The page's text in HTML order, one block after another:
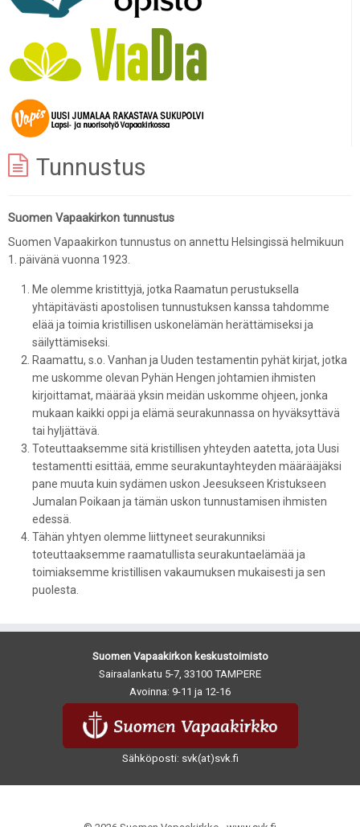
Tunnustus
Suomen Vapaakirkon tunnustus
Suomen Vapaakirkon tunnustus on annettu Helsingissä helmikuun
1. päivänä vuonna 1923.
Me olemme kristittyjä, jotka Raamatun perustuksella
yhtäpitävästi apostolisen tunnustuksen kanssa tahdomme
elää ja toimia kristillisen uskonelämän herättämiseksi ja
säilyttämiseksi.
Raamattu, s.o. Vanhan ja Uuden testamentin pyhät kirjat, jotka
me uskomme olevan Pyhän Hengen johtamien ihmisten
kirjoittamat, määrää yksin meidän uskomme ohjeen, jonka
mukaan kaikki oppi ja elämä seurakunnassa on hyväksyttävä
tai hyljättävä.
Toteuttaaksemme sitä kristillisen yhteyden aatetta, jota Uusi
testamentti esittää, emme seurakuntayhteyden määrääjäksi
pane muuta kuin sydämen uskon Jeesukseen Kristukseen
Jumalan Poikaan ja tämän uskon tunnustamisen ihmisten
edessä.
Tähän yhtyen olemme liittyneet seurakunniksi
toteuttaaksemme raamatullista seurakuntaelämää ja
toimiaksemme kristillisen vakaumuksen mukaisesti ja sen
puolesta.
Suomen Vapaakirkon keskustoimisto
Sairaalankatu 5-7, 33100 TAMPERE
Avoinna: 9-11 ja 12-16
Sähköposti: svk(at)svk.fi